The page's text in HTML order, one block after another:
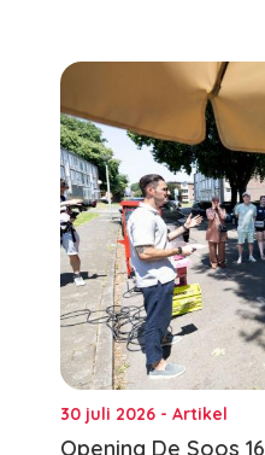
30 juli 2026 - Artikel
Opening De Soos 16